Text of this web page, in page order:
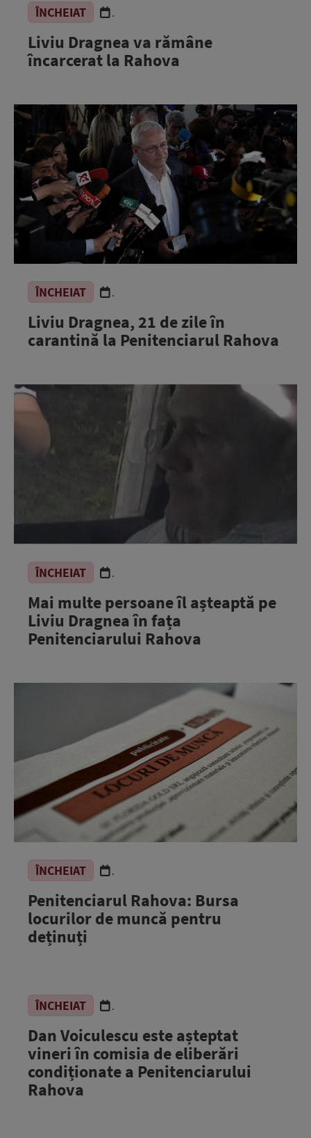
ÎNCHEIAT .
Liviu Dragnea va rămâne
încarcerat la Rahova
ÎNCHEIAT .
Liviu Dragnea, 21 de zile în
carantină la Penitenciarul Rahova
ÎNCHEIAT .
Mai multe persoane îl așteaptă pe
Liviu Dragnea în fața
Penitenciarului Rahova
ÎNCHEIAT .
Penitenciarul Rahova: Bursa
locurilor de muncă pentru
deținuți
ÎNCHEIAT .
Dan Voiculescu este așteptat
vineri în comisia de eliberări
condiționate a Penitenciarului
Rahova